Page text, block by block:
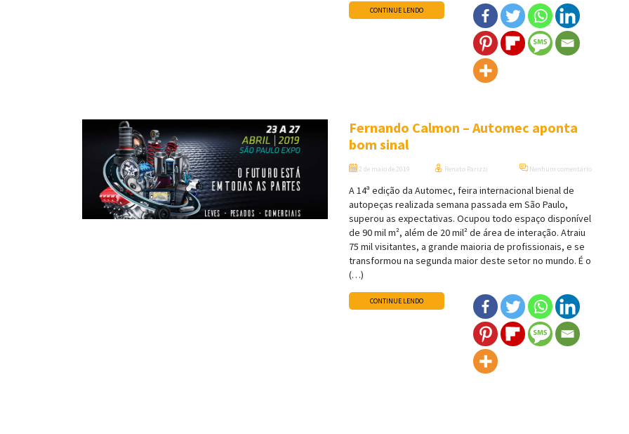
CONTINUE LENDO
Fernando Calmon – Automec aponta
bom sinal
2 de maio de 2019 Renato Parizzi Nenhum comentário
A 14ª edição da Automec, feira internacional bienal de
autopeças realizada semana passada em São Paulo,
superou as expectativas. Ocupou todo espaço disponível
de 90 mil m², além de 20 mil² de área de interação. Atraiu
75 mil visitantes, a grande maioria de profissionais, e se
transformou na segunda maior deste setor no mundo. É o
(…)
CONTINUE LENDO